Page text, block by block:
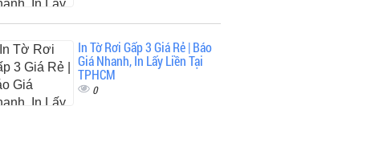
In Tờ Rơi Gấp 3 Giá Rẻ | Báo
Giá Nhanh, In Lấy Liền Tại
TPHCM
0